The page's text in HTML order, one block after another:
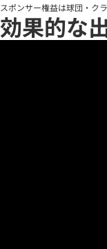
スポンサー権益は球団・ク
効果的な